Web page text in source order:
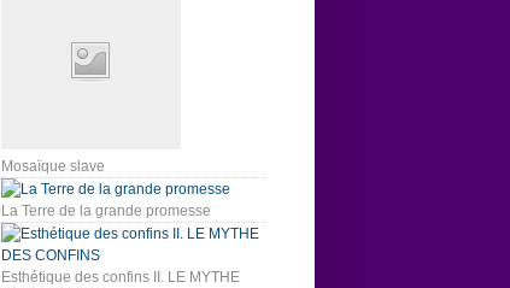
Mosaïque slave
La Terre de la grande promesse
Esthétique des confins II. LE MYTHE